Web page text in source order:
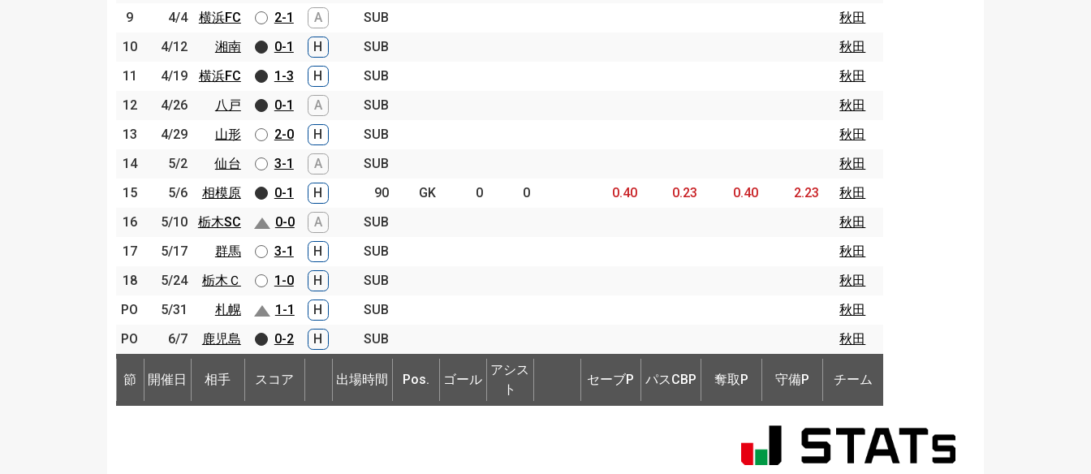
アシス
ト
9
4/4 横浜FC 2-1 A SUB
秋田
10
4/12 湘南 0-1 H SUB
秋田
11
4/19 横浜FC 1-3 H SUB
秋田
12
4/26 八戸 0-1 A SUB
秋田
13
4/29 山形 2-0 H SUB
秋田
14
5/2 仙台 3-1 A SUB
秋田
15
5/6 相模原 0-1 H 90 GK 0 0 0.40 0.23 0.40 2.23
秋田
16
5/10 栃木SC 0-0 A SUB
秋田
17
5/17 群馬 3-1 H SUB
秋田
18
5/24 栃木Ｃ 1-0 H SUB
秋田
PO
5/31 札幌 1-1 H SUB
秋田
PO
6/7 鹿児島 0-2 H SUB 秋田
節 開催日 相手 スコア 出場時間 Pos. ゴール
アシス
ト
セーブP パスCBP 奪取P 守備P チーム
9
4/4
横浜FC
10
4/12
湘南
11
4/19
横浜FC
12
4/26
八戸
13
4/29
山形
14
5/2
仙台
15
5/6
相模原
16
5/10
栃木SC
17
5/17
群馬
18
5/24
栃木Ｃ
PO
5/31
札幌
PO
6/7 鹿児島
節 開催日 相手